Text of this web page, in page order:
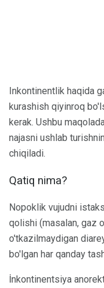
Inkontinentlik haqida
kurashish qiyinroq
kerak. Ushbu
najasni ushlab
chiqiladi.
Qatiq nima?
Nopoklik vujudni
qolishi (masalan, gaz
o'tkazilmaydigan
bo'lgan har qanday
İnkontinentsiya